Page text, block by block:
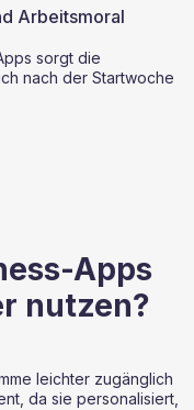
Arbeitsmoral
sorgt die
nach der Startwoche
Apps
nutzen?
leichter zugänglich
da sie personalisiert,